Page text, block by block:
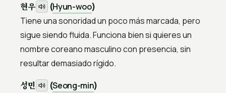
현우 (Hyun-woo)
Tiene una sonoridad un poco más marcada, pero
sigue siendo fluida. Funciona bien si quieres un
nombre coreano masculino con presencia, sin
resultar demasiado rígido.
성민 (Seong-min)